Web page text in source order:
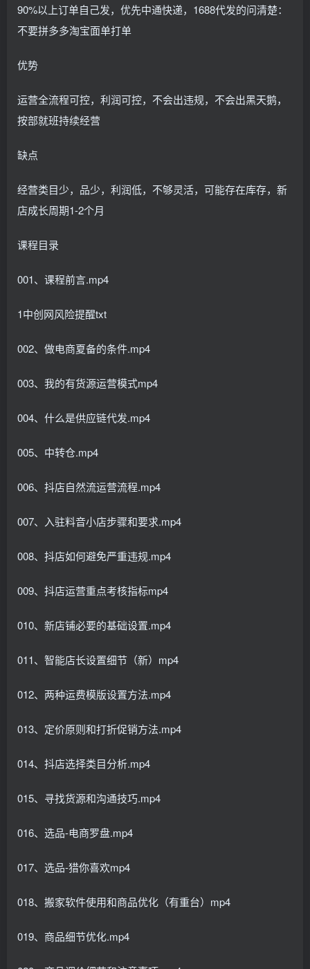
90%以上订单自己发，优先中通快递，1688代发的问清楚：
不要拼多多淘宝面单打单
优势
运营全流程可控，利润可控，不会出违规，不会出黑天鹅，
按部就班持续经营
缺点
经营类目少，品少，利润低，不够灵活，可能存在库存，新
店成长周期1-2个月
课程目录
001、课程前言.mp4
1中创网风险提醒txt
002、做电商夏备的条件.mp4
003、我的有货源运营模式mp4
004、什么是供应链代发.mp4
005、中转仓.mp4
006、抖店自然流运营流程.mp4
007、入驻料音小店步骤和要求.mp4
008、抖店如何避免严重违规.mp4
009、抖店运营重点考核指标mp4
010、新店铺必要的基础设置.mp4
011、智能店长设置细节（新）mp4
012、两种运费模版设置方法.mp4
013、定价原则和打折促销方法.mp4
014、抖店选择类目分析.mp4
015、寻找货源和沟通技巧.mp4
016、选品-电商罗盘.mp4
017、选品-猎你喜欢mp4
018、搬家软件使用和商品优化（有重台）mp4
019、商品细节优化.mp4